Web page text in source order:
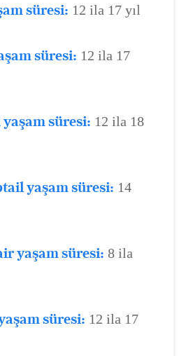
süresi: 12 ila 17 yıl
süresi: 12 ila 17
süresi: 12 ila 18
yaşam süresi: 14
yaşam süresi: 8 ila
süresi: 12 ila 17